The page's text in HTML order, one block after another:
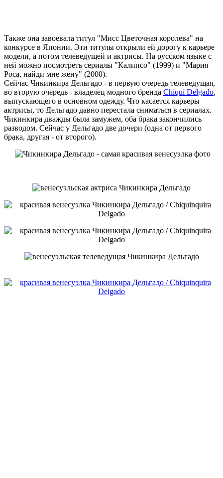
Также она завоевала титул "Мисс Цветочная королева" на
конкурсе в Японии. Эти титулы открыли ей дорогу к карьере
модели, а потом телеведущей и актрисы. На русском языке с
ней можно посмотреть сериалы "Калипсо" (1999) и "Мария
Роса, найди мне жену" (2000).
Сейчас Чикинкира Дельгадо - в первую очередь телеведущая,
во вторую очередь - владелец модного бренда Chiqui Delgado,
выпускающего в основном одежду. Что касается карьеры
актрисы, то Дельгадо давно перестала сниматься в сериалах.
Чикинкира дважды была замужем, оба брака закончились
разводом. Сейчас у Дельгадо две дочери (одна от первого
брака, другая - от второго).